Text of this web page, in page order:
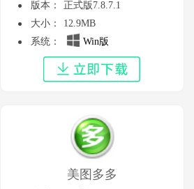
版本：
正式版7.8.7.1
大小：
12.9MB
系统：
Win版
美图多多